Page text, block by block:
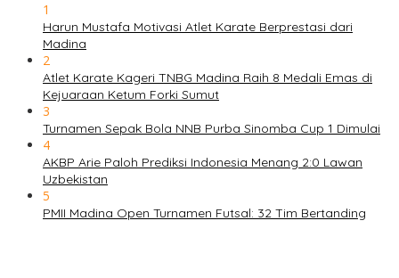
1
Harun Mustafa Motivasi Atlet Karate Berprestasi dari
Madina
2
Atlet Karate Kageri TNBG Madina Raih 8 Medali Emas di
Kejuaraan Ketum Forki Sumut
3
Turnamen Sepak Bola NNB Purba Sinomba Cup 1 Dimulai
4
AKBP Arie Paloh Prediksi Indonesia Menang 2:0 Lawan
Uzbekistan
5
PMII Madina Open Turnamen Futsal: 32 Tim Bertanding